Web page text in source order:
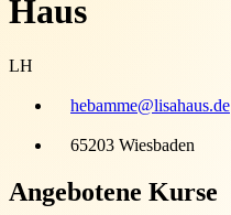
Haus
LH
hebamme@lisahaus.de
65203 Wiesbaden
Angebotene Kurse